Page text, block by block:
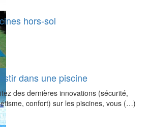
hors-sol
dans une piscine
des dernières innovations (sécurité,
confort) sur les piscines, vous (…)